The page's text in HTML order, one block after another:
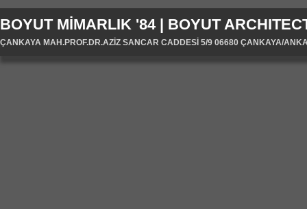
BOYUT MİMARLIK '84 | BOYUT
ÇANKAYA MAH.PROF.DR.AZİZ SANCAR CADDESİ 5/9 06680 ÇANKAYA/